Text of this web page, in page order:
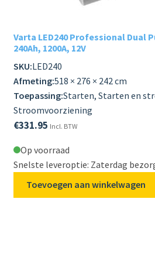
Varta LED240 Professional Dual
240Ah, 1200A, 12V
SKU:LED240
Afmeting:518 × 276 × 242 cm
Toepassing:Starten, Starten en
Stroomvoorziening
€331.95 Incl. BTW
Op voorraad
Snelste leveroptie: Zaterdag
Toevoegen aan winkelwagen